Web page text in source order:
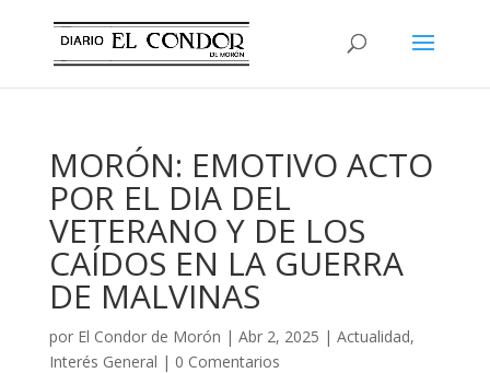
MORÓN: EMOTIVO ACTO
POR EL DIA DEL
VETERANO Y DE LOS
CAÍDOS EN LA GUERRA
DE MALVINAS
por El Condor de Morón | Abr 2, 2025 | Actualidad,
Interés General | 0 Comentarios